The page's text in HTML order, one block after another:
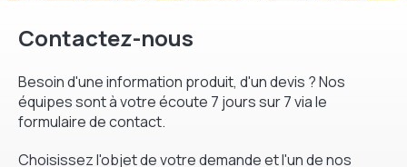
Contactez-nous
Besoin d'une information produit, d'un devis ? Nos
équipes sont à votre écoute 7 jours sur 7 via le
formulaire de contact.
Choisissez l'objet de votre demande et l'un de nos